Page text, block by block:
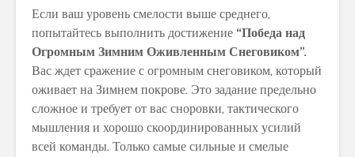
Если ваш уровень смелости выше среднего,
попытайтесь выполнить достижение “Победа над
Огромным Зимним Оживленным Снеговиком”.
Вас ждет сражение с огромным снеговиком, который
оживает на Зимнем покрове. Это задание предельно
сложное и требует от вас сноровки, тактического
мышления и хорошо скоординированных усилий
всей команды. Только самые сильные и смелые